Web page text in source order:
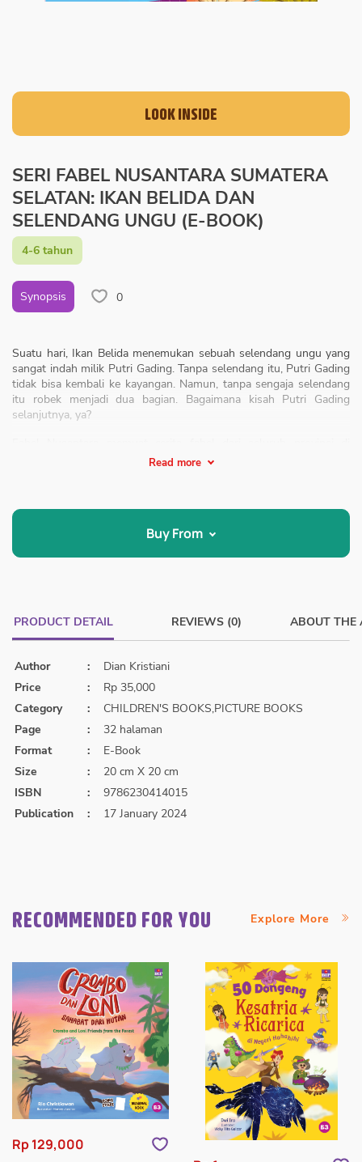
LOOK INSIDE
SERI FABEL NUSANTARA SUMATERA
SELATAN: IKAN BELIDA DAN
SELENDANG UNGU (E-BOOK)
4-6 tahun
Synopsis 0
Suatu hari, Ikan Belida menemukan sebuah selendang ungu yang
sangat indah milik Putri Gading. Tanpa selendang itu, Putri Gading
tidak bisa kembali ke kayangan. Namun, tanpa sengaja selendang
itu robek menjadi dua bagian. Bagaimana kisah Putri Gading
selanjutnya, ya?
Indonesia dengan tokoh binatang endemik. Terdapat fakta unik di
Read more
Buy From
PRODUCT DETAIL REVIEWS (0) ABOUT THE
Author :
Dian Kristiani
Price
:
Rp 35,000
Category
:
CHILDREN'S BOOKS,PICTURE BOOKS
Page
:
32 halaman
Format
:
E-Book
Size
:
20 cm X 20 cm
ISBN
:
9786230414015
Publication
: 17 January 2024
RECOMMENDED FOR YOU Explore More
Rp 129,000